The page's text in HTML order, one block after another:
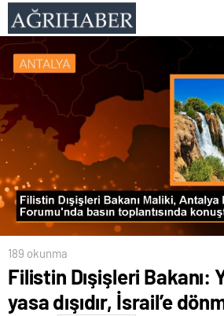
189 okunma
Filistin Dışişleri Bakanı:
yasa dışıdır, İsrail’e